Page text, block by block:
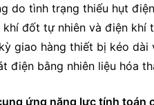
do tình trạng thiếu hụt
đốt tự nhiên và điện
giao hàng thiết bị kéo
điện bằng nhiên liệu hóa
ứng năng lực tính toán